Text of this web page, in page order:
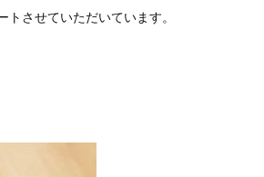
させていただいています。